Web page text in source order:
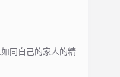
同自己的家人的精